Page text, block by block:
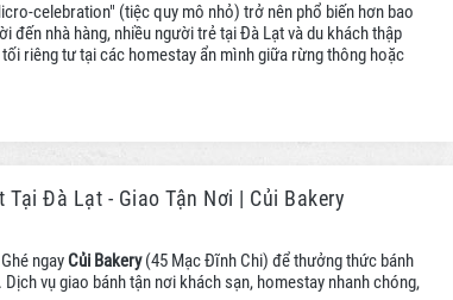
celebration" (tiệc quy mô nhỏ) trở nên phổ biến hơn bao
đến nhà hàng, nhiều người trẻ tại Đà Lạt và du khách thập
riêng tư tại các homestay ẩn mình giữa rừng thông hoặc
Đà Lạt - Giao Tận Nơi | Củi Bakery
ngay Củi Bakery(45 Mạc Đĩnh Chi) để thưởng thức bánh
vụ giao bánh tận nơi khách sạn, homestay nhanh chóng,